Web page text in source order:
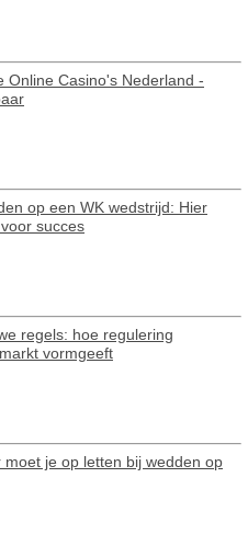
Online Casino's Nederland -
op een WK wedstrijd: Hier
succes
regels: hoe regulering
vormgeeft
moet je op letten bij wedden op